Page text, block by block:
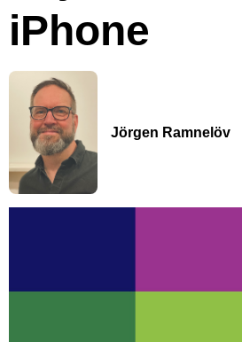
iPhone
Jörgen Ramnelöv